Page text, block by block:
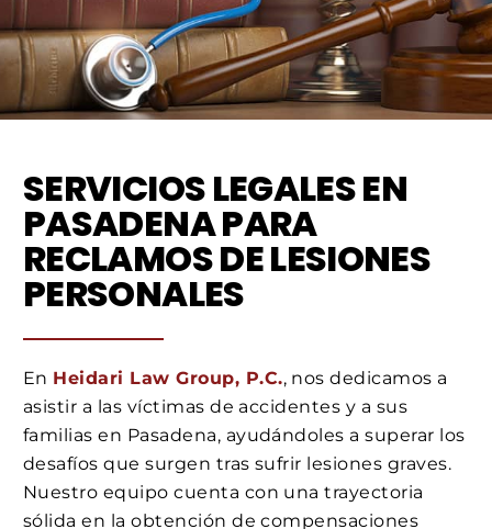
SERVICIOS LEGALES EN
PASADENA PARA
RECLAMOS DE LESIONES
PERSONALES
En Heidari Law Group, P.C., nos dedicamos a
asistir a las víctimas de accidentes y a sus
familias en Pasadena, ayudándoles a superar los
desafíos que surgen tras sufrir lesiones graves.
Nuestro equipo cuenta con una trayectoria
sólida en la obtención de compensaciones